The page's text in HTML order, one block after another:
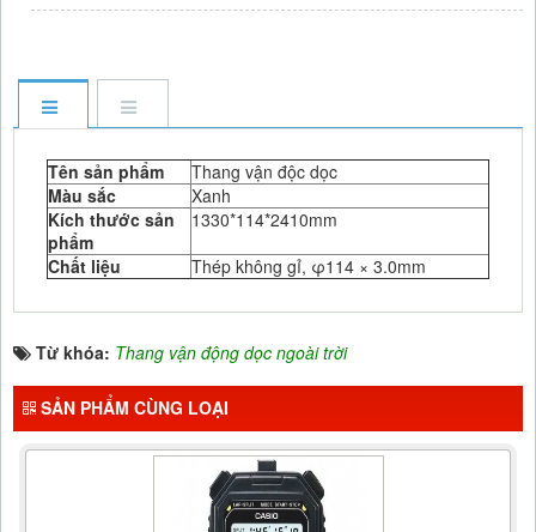
Tên sản phẩm
Thang vận độc dọc
Màu sắc
Xanh
Kích thước sản
phẩm
1330*114*2410mm
Chất liệu
Thép không gỉ, φ114 × 3.0mm
Từ khóa: Thang vận động dọc ngoài trời
SẢN PHẨM CÙNG LOẠI